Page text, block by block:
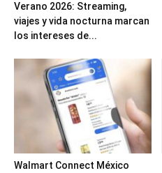
Verano 2026: Streaming,
viajes y vida nocturna marcan
los intereses de...
Walmart Connect México